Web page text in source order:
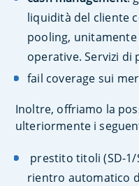
liquidità del cliente
pooling,
operative. Servizi
fail coverage sui
Inoltre, offriamo la
ulteriormente i
prestito titoli (SD-1/
rientro automatico